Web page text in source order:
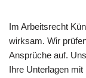
Im Arbeitsrecht
wirksam. Wir
Ansprüche auf.
Ihre Unterlagen